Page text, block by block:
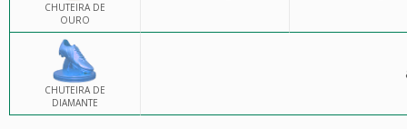
CHUTEIRA DE
OURO
CHUTEIRA DE
DIAMANTE